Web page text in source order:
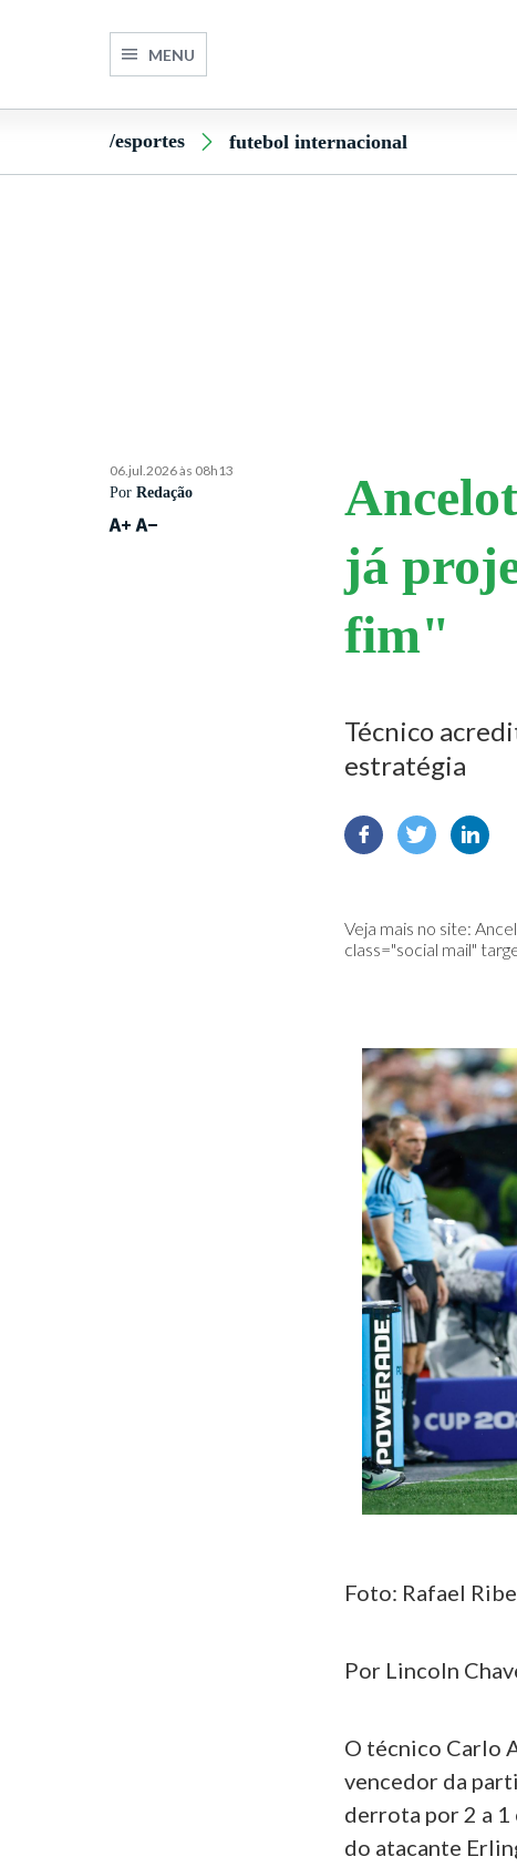
MENU
/esportes futebol internacional
06.jul.2026 às 08h13
PorRedação
já
fim"
Técnico
estratégia
Veja mais no site:
class="social mail"
Foto: Rafael
Por Lincoln
O técnico Carlo
vencedor da
derrota por 2 a 1
do atacante